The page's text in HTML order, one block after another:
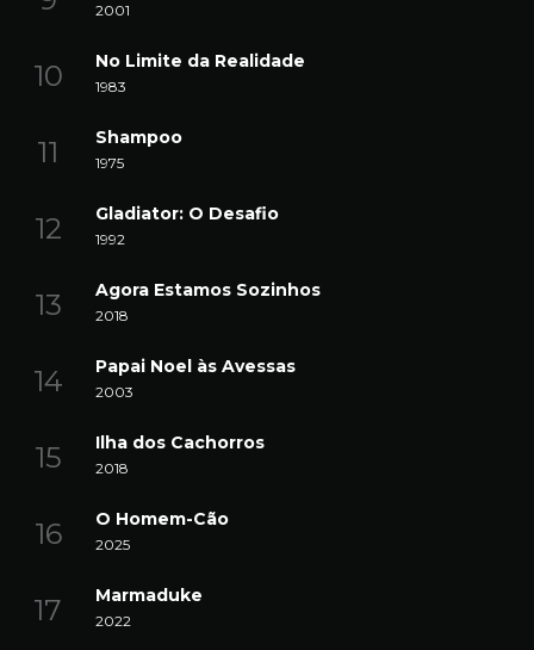
2001
No Limite da Realidade
1983
Shampoo
1975
Gladiator: O Desafio
1992
Agora Estamos Sozinhos
2018
Papai Noel às Avessas
2003
Ilha dos Cachorros
2018
O Homem-Cão
2025
Marmaduke
2022